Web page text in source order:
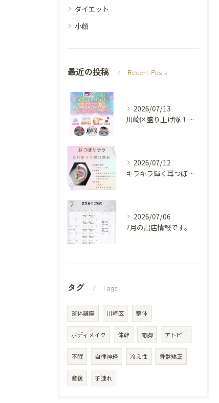
ダイエット
小顔
最近の投稿 Recent Posts
2026/07/13
川崎区盛り上げ隊！は令和8年8月8日、活動開始から8周年を迎...
2026/07/12
キラキラ輝く耳つぼジュエリーを試してみませんか？
2026/07/06
7月の出店情報です。
タグ Tags
整体講座 川崎区 整体
ボディメイク 体幹 開脚 アトピー
不眠 自律神経 冷え性 骨盤矯正
産後 子連れ